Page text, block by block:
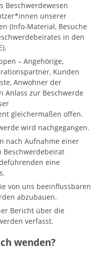
Beschwerdewesen
unserer
(Info-Material, Besuche
in den
– Angehörige,
Kunden
Anwohner der
Anlass zur Beschwerde
gleichermaßen offen.
wird nachgegangen.
nach Aufnahme einer
Beschwerdebeirat
eine
von uns beeinflussbaren
abzubauen.
Bericht über die
verfasst.
wenden?